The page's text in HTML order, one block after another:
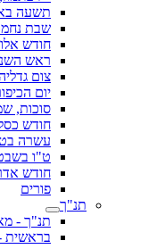
תשעה
שבת
חודש
ראש
צום
יום
סוכות,
חודש
עשרה
ט"ו
חודש
פורים
תנ"ך
תנ"ך -
בראשית